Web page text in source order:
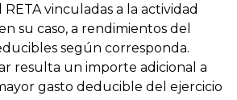
RETA vinculadas a la actividad
su caso, a rendimientos del
según corresponda.
resulta un importe adicional a
gasto deducible del ejercicio